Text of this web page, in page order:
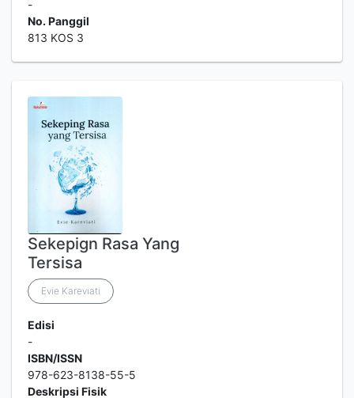
-
No. Panggil
813 KOS 3
Sekepign Rasa Yang
Tersisa
Evie Kareviati
Edisi
-
ISBN/ISSN
978-623-8138-55-5
Deskripsi Fisik